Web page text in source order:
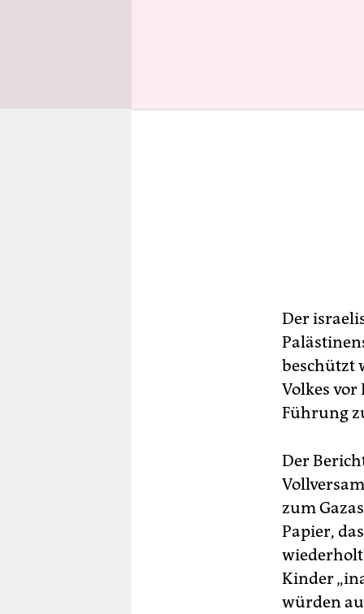
Der
beschützt
Volkes vor
Führung
Der
zum
Papier,
Kinder
würden